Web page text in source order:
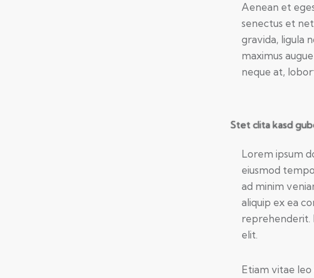
Aenean et
senectus et
gravida, ligula
maximus
neque at,
Stet clita kasd
Lorem ipsum
eiusmod
ad minim
aliquip ex ea
reprehenderit.
elit.
Etiam vitae